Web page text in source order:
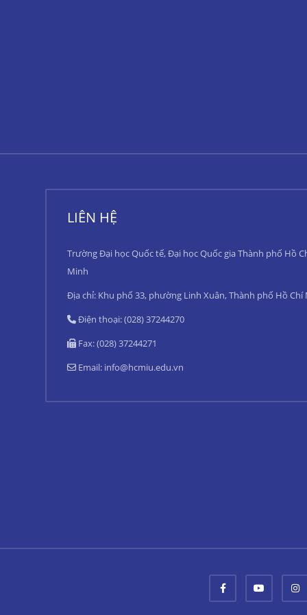
LIÊN HỆ
Trường Đại học Quốc tế, Đại học Quốc gia Thành phố Hồ
Minh
Địa chỉ: Khu phố 33, phường Linh Xuân, Thành phố Hồ Chí
Điện thoại: (028) 37244270
Fax: (028) 37244271
Email: info@hcmiu.edu.vn